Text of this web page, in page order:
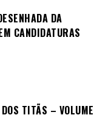
DA
CANDIDATURAS
TITÃS – VOLUME